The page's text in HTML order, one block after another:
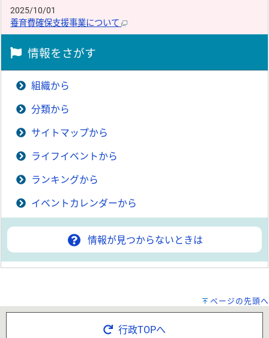
2025/10/01
養育費確保支援事業について
情報をさがす
組織から
分類から
サイトマップから
ライフイベントから
ランキングから
イベントカレンダーから
情報が見つからないときは
ページの先頭へ
行政TOPへ